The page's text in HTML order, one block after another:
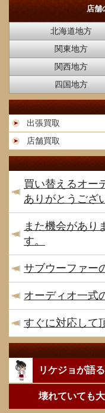
店舗
北海道地方
関東地方
関西地方
四国地方
出張買取
店舗買取
買い替えるオー
ありがとうござ
また機会があり
す。
サブウーファー
オーディオ一式
すぐに対応して
リケジョが語
壊れていても